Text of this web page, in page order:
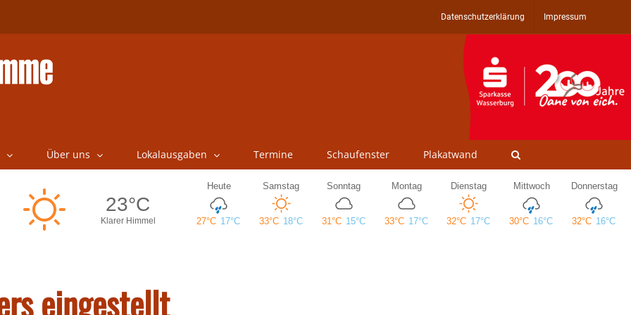
Datenschutzerklärung Impressum
Über uns Lokalausgaben Termine Schaufenster Plakatwand
eingestellt